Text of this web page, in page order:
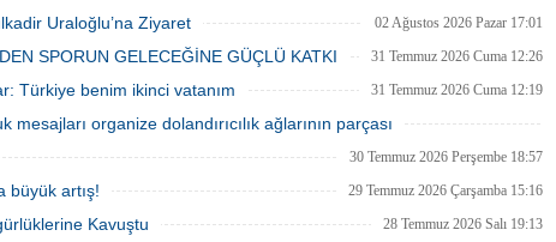
03 Ağustos 2026 Pazartesi 11:55
Uraloğlu’na Ziyaret 02 Ağustos 2026 Pazar 17:01
SPORUN GELECEĞİNE GÜÇLÜ KATKI 31 Temmuz 2026 Cuma 12:26
Türkiye benim ikinci vatanım 31 Temmuz 2026 Cuma 12:19
organize dolandırıcılık ağlarının parçası
31 Temmuz 2026 Cuma 12:10
30 Temmuz 2026 Perşembe 18:57
büyük artış! 29 Temmuz 2026 Çarşamba 15:16
Kavuştu 28 Temmuz 2026 Salı 19:13